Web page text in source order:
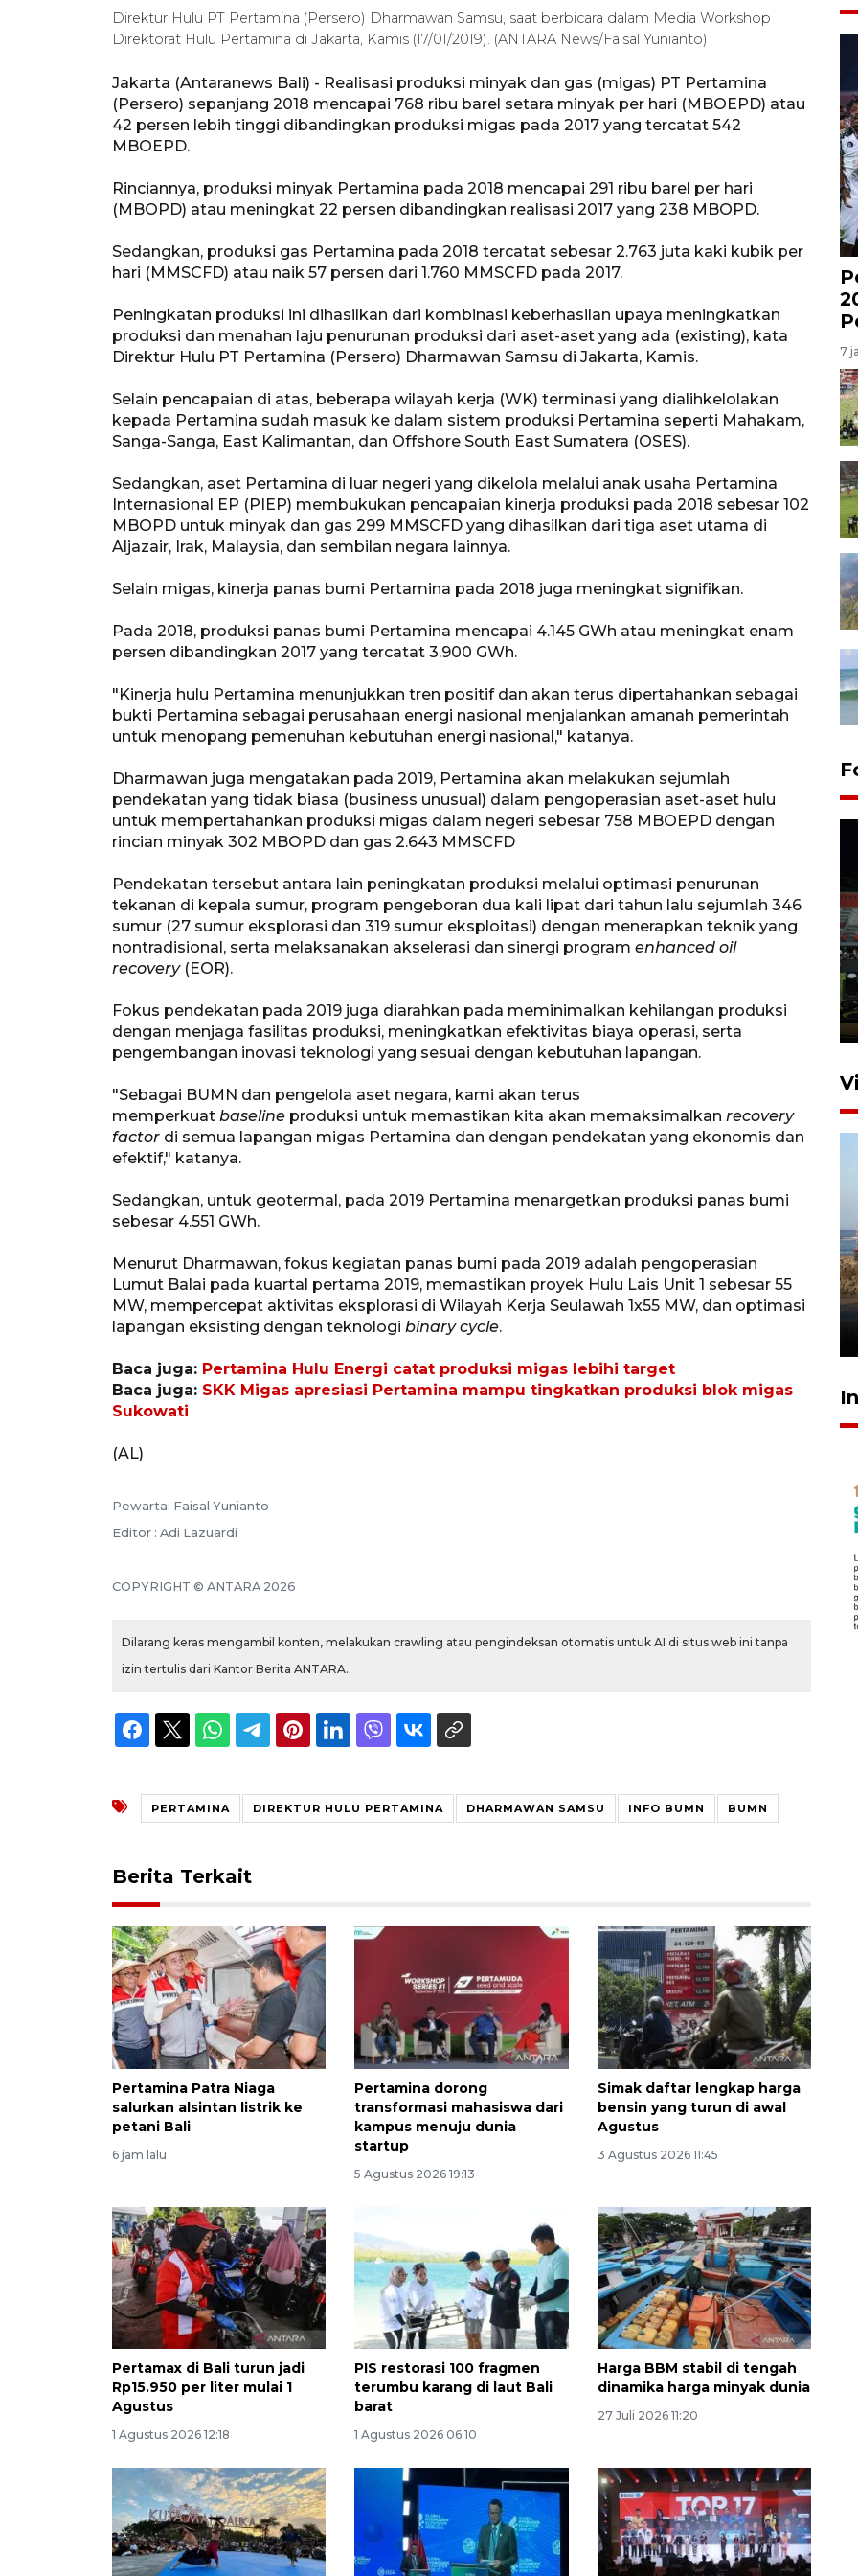
Direktur Hulu PT Pertamina (Persero) Dharmawan Samsu, saat berbicara dalam Media Workshop
Direktorat Hulu Pertamina di Jakarta, Kamis (17/01/2019). (ANTARA News/Faisal Yunianto)
Jakarta (Antaranews Bali) - Realisasi produksi minyak dan gas (migas) PT Pertamina
(Persero) sepanjang 2018 mencapai 768 ribu barel setara minyak per hari (MBOEPD) atau
42 persen lebih tinggi dibandingkan produksi migas pada 2017 yang tercatat 542
MBOEPD.
Rinciannya, produksi minyak Pertamina pada 2018 mencapai 291 ribu barel per hari
(MBOPD) atau meningkat 22 persen dibandingkan realisasi 2017 yang 238 MBOPD.
Sedangkan, produksi gas Pertamina pada 2018 tercatat sebesar 2.763 juta kaki kubik per
hari (MMSCFD) atau naik 57 persen dari 1.760 MMSCFD pada 2017.
Peningkatan produksi ini dihasilkan dari kombinasi keberhasilan upaya meningkatkan
produksi dan menahan laju penurunan produksi dari aset-aset yang ada (existing), kata
Direktur Hulu PT Pertamina (Persero) Dharmawan Samsu di Jakarta, Kamis.
Selain pencapaian di atas, beberapa wilayah kerja (WK) terminasi yang dialihkelolakan
kepada Pertamina sudah masuk ke dalam sistem produksi Pertamina seperti Mahakam,
Sanga-Sanga, East Kalimantan, dan Offshore South East Sumatera (OSES).
Sedangkan, aset Pertamina di luar negeri yang dikelola melalui anak usaha Pertamina
Internasional EP (PIEP) membukukan pencapaian kinerja produksi pada 2018 sebesar 102
MBOPD untuk minyak dan gas 299 MMSCFD yang dihasilkan dari tiga aset utama di
Aljazair, Irak, Malaysia, dan sembilan negara lainnya.
Selain migas, kinerja panas bumi Pertamina pada 2018 juga meningkat signifikan.
Pada 2018, produksi panas bumi Pertamina mencapai 4.145 GWh atau meningkat enam
persen dibandingkan 2017 yang tercatat 3.900 GWh.
"Kinerja hulu Pertamina menunjukkan tren positif dan akan terus dipertahankan sebagai
bukti Pertamina sebagai perusahaan energi nasional menjalankan amanah pemerintah
untuk menopang pemenuhan kebutuhan energi nasional," katanya.
Dharmawan juga mengatakan pada 2019, Pertamina akan melakukan sejumlah
pendekatan yang tidak biasa (business unusual) dalam pengoperasian aset-aset hulu
untuk mempertahankan produksi migas dalam negeri sebesar 758 MBOEPD dengan
rincian minyak 302 MBOPD dan gas 2.643 MMSCFD
Pendekatan tersebut antara lain peningkatan produksi melalui optimasi penurunan
tekanan di kepala sumur, program pengeboran dua kali lipat dari tahun lalu sejumlah 346
sumur (27 sumur eksplorasi dan 319 sumur eksploitasi) dengan menerapkan teknik yang
nontradisional, serta melaksanakan akselerasi dan sinergi program enhanced oil
recovery(EOR).
Fokus pendekatan pada 2019 juga diarahkan pada meminimalkan kehilangan produksi
dengan menjaga fasilitas produksi, meningkatkan efektivitas biaya operasi, serta
pengembangan inovasi teknologi yang sesuai dengan kebutuhan lapangan.
"Sebagai BUMN dan pengelola aset negara, kami akan terus
memperkuat baseline produksi untuk memastikan kita akan memaksimalkan recovery
factor di semua lapangan migas Pertamina dan dengan pendekatan yang ekonomis dan
efektif," katanya.
Sedangkan, untuk geotermal, pada 2019 Pertamina menargetkan produksi panas bumi
sebesar 4.551 GWh.
Menurut Dharmawan, fokus kegiatan panas bumi pada 2019 adalah pengoperasian
Lumut Balai pada kuartal pertama 2019, memastikan proyek Hulu Lais Unit 1 sebesar 55
MW, mempercepat aktivitas eksplorasi di Wilayah Kerja Seulawah 1x55 MW, dan optimasi
lapangan eksisting dengan teknologi binary cycle.
Baca juga: Pertamina Hulu Energi catat produksi migas lebihi target
Baca juga: SKK Migas apresiasi Pertamina mampu tingkatkan produksi blok migas
Sukowati
(AL)
Pewarta: Faisal Yunianto
Editor : Adi Lazuardi
COPYRIGHT © ANTARA 2026
Dilarang keras mengambil konten, melakukan crawling atau pengindeksan otomatis untuk AI di situs web ini tanpa
izin tertulis dari Kantor Berita ANTARA.
PERTAMINA DIREKTUR HULU PERTAMINA DHARMAWAN SAMSU INFO BUMN BUMN
Berita Terkait
Pertamina Patra Niaga
salurkan alsintan listrik ke
petani Bali
6 jam lalu
Pertamina dorong
transformasi mahasiswa dari
kampus menuju dunia
startup
5 Agustus 2026 19:13
Simak daftar lengkap harga
bensin yang turun di awal
Agustus
3 Agustus 2026 11:45
Pertamax di Bali turun jadi
Rp15.950 per liter mulai 1
Agustus
1 Agustus 2026 12:18
PIS restorasi 100 fragmen
terumbu karang di laut Bali
barat
1 Agustus 2026 06:10
Harga BBM stabil di tengah
dinamika harga minyak dunia
27 Juli 2026 11:20
7
Tiga matra TNI unjuk
kemampuan tempur Perisai
5 Agustus 2026 16:28
Kemen LH, KKP, dan Gubernur
Bali tanam ribuan bibit
mangrove
Vaksin HPV untuk siswa laki-
laki
2026-08-06 06:30:00